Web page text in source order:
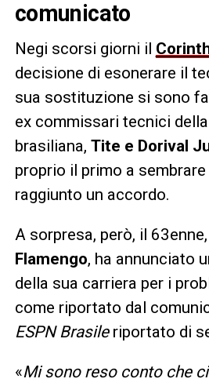
comunicato
Negi scorsi giorni il
decisione di esonerare il
sua sostituzione si sono
ex commissari tecnici
brasiliana, Tite e Dorival
proprio il primo a
raggiunto un accordo.
A sorpresa, però, il
Flamengo, ha annunciato
della sua carriera per i
come riportato dal
ESPN Brasileriportato di
«Mi sono reso conto che